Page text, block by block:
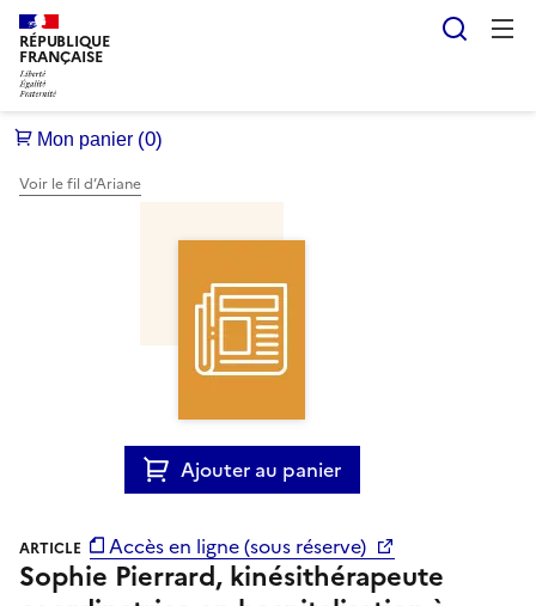
RÉPUBLIQUE
FRANÇAISE
Voir le fil d’Ariane
Ajouter au panier
Accès en ligne (sous réserve)
ARTICLE
Sophie Pierrard, kinésithérapeute